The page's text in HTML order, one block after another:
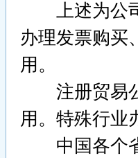
上述为公司
办理发票购买
用。
注册贸易公
用。特殊行业
中国各个省